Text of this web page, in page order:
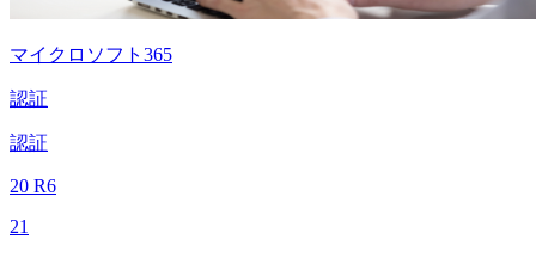
マイクロソフト365
認証
認証
20 R6
21